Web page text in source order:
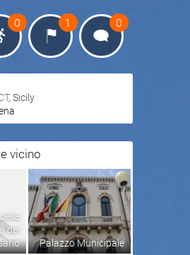
0 1 0
stradali
mappa
, Sicily
vicino
del
Palazzo Municipale